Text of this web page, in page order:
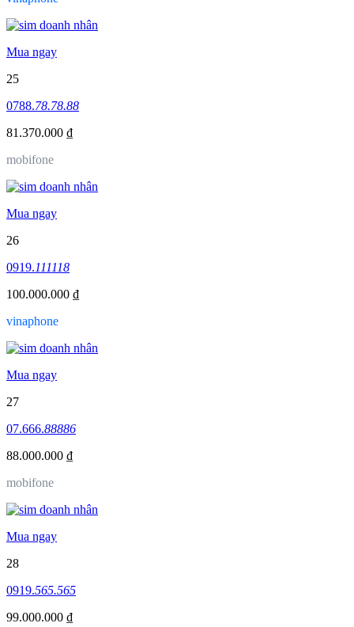
Mua ngay
25
0788.78.78.88
81.370.000 ₫
mobifone
Mua ngay
26
0919.111118
100.000.000 ₫
vinaphone
Mua ngay
27
07.666.88886
88.000.000 ₫
mobifone
Mua ngay
28
0919.565.565
99.000.000 ₫